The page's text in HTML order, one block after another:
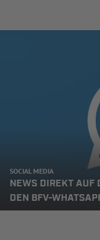
SOCIAL MEDIA
NEWS DIREKT AUF
DEN BFV-